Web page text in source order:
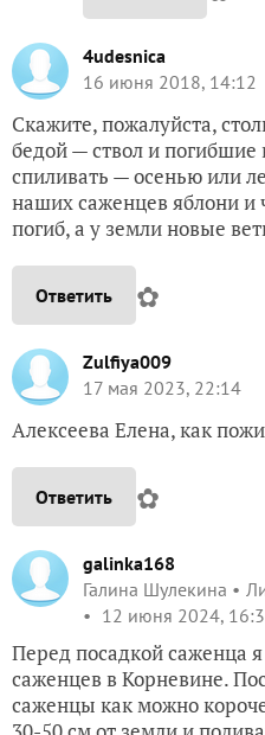
4udesnica
16 июня 2018, 14:12
Скажите, пожалуйста,
бедой — ствол и погибшие
спиливать — осенью или
наших саженцев яблони и
погиб, а у земли новые
Ответить ✿
Zulfiya009
17 мая 2023, 22:14
Алексеева Елена, как
Ответить ✿
galinka168
Галина Шулекина
12 июня 2024,
Перед посадкой саженца
саженцев в Корневине.
саженцы как можно